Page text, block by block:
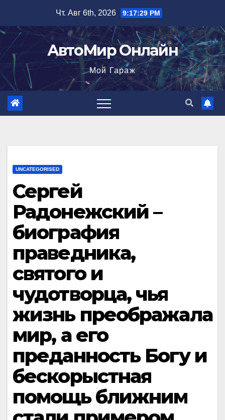
содержимому
Чт. Авг 6th, 2026 9:17:30 PM
АвтоМир Онлайн
Мой Гараж
UNCATEGORISED
Сергей
Радонежский –
биография
праведника,
святого и
чудотворца, чья
жизнь преображала
мир, а его
преданность Богу и
бескорыстная
помощь ближним